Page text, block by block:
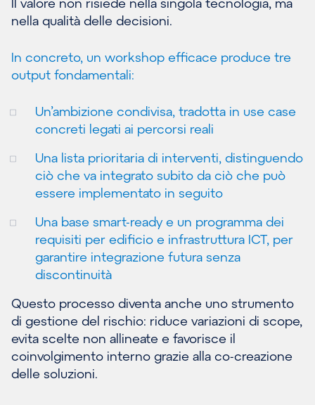
nella qualità delle decisioni.
In concreto, un workshop efficace produce tre
output fondamentali:
Un’ambizione condivisa, tradotta in use case
concreti legati ai percorsi reali
Una lista prioritaria di interventi, distinguendo
ciò che va integrato subito da ciò che può
essere implementato in seguito
Una base smart-ready e un programma dei
requisiti per edificio e infrastruttura ICT, per
garantire integrazione futura senza
discontinuità
Questo processo diventa anche uno strumento
di gestione del rischio: riduce variazioni di scope,
evita scelte non allineate e favorisce il
coinvolgimento interno grazie alla co-creazione
delle soluzioni.